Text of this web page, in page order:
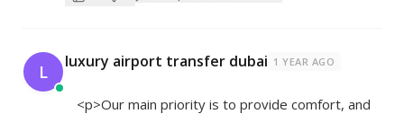
L luxury airport transfer dubai 1 YEAR AGO
<p>Our main priority is to provide comfort, and